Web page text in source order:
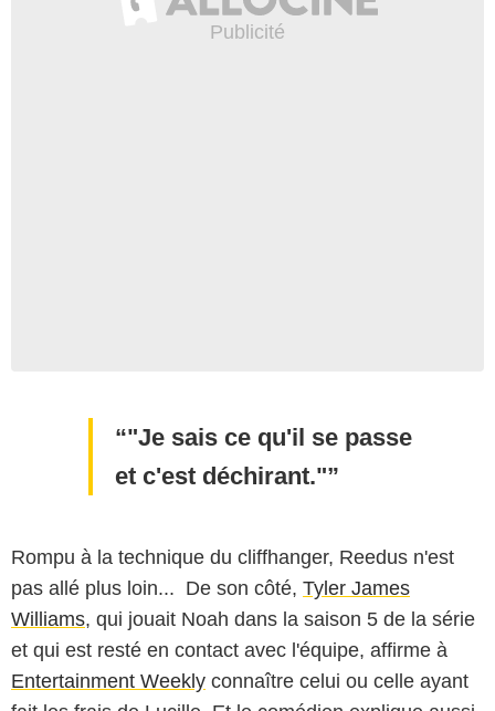
"Je sais ce qu'il se passe
et c'est déchirant."
Rompu à la technique du cliffhanger, Reedus n'est
pas allé plus loin... De son côté, Tyler James
Williams, qui jouait Noah dans la saison 5 de la série
et qui est resté en contact avec l'équipe, affirme à
Entertainment Weekly connaître celui ou celle ayant